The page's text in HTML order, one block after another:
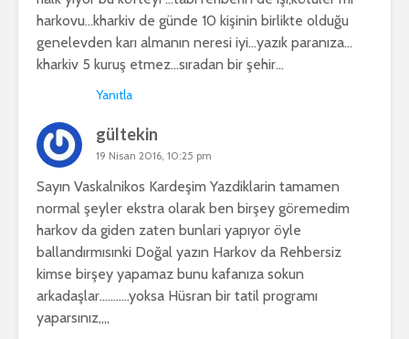
harkovu…kharkiv de günde 10 kişinin birlikte olduğu
genelevden karı almanın neresi iyi…yazık paranıza…
kharkiv 5 kuruş etmez…sıradan bir şehir…
Yanıtla
gültekin
19 Nisan 2016, 10:25 pm
Sayın Vaskalnikos Kardeşim Yazdiklarin tamamen
normal şeyler ekstra olarak ben birşey göremedim
harkov da giden zaten bunlari yapıyor öyle
ballandırmısınki Doğal yazın Harkov da Rehbersiz
kimse birşey yapamaz bunu kafanıza sokun
arkadaşlar………..yoksa Hüsran bir tatil programı
yaparsınız,,,,